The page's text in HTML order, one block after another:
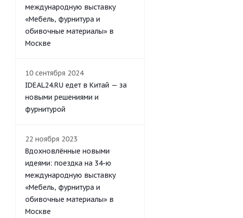
международную выставку
«Мебель, фурнитура и
обивочные материалы» в
Москве
10 сентября 2024
IDEAL24.RU едет в Китай — за
новыми решениями и
фурнитурой
22 ноября 2023
Вдохновлённые новыми
идеями: поездка на 34-ю
международную выставку
«Мебель, фурнитура и
обивочные материалы» в
Москве